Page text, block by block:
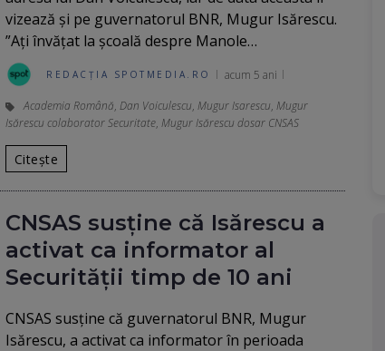
vizează și pe guvernatorul BNR, Mugur Isărescu.
”Ați învățat la școală despre Manole…
REDACȚIA SPOTMEDIA.RO acum 5 ani
Academia Română, Dan Voiculescu, Mugur Isarescu, Mugur
Isărescu colaborator Securitate, Mugur Isărescu dosar CNSAS
Citește
CNSAS susține că Isărescu a
activat ca informator al
Securităţii timp de 10 ani
CNSAS susţine că guvernatorul BNR, Mugur
Isărescu, a activat ca informator în perioada